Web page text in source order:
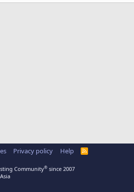
Privacy policy Help
R
Community® since 2007